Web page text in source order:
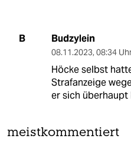
B Budzylein
08.11.2023, 08:34
Höcke selbst
Strafanzeige
er sich
meistkommentiert